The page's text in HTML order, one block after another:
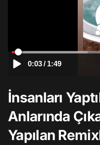
0:03/ 1:49
İnsanları
Anlarında
Yapılan